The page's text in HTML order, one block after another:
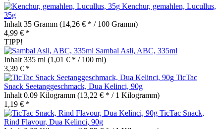
Kenchur, gemahlen, Lucullus,
35g
Inhalt 35 Gramm (14,26 € * / 100 Gramm)
4,99 € *
TIPP!
Sambal Asli, ABC, 335ml
Inhalt 335 ml (1,01 € * / 100 ml)
3,39 € *
TicTac
Snack Seetanggeschmack, Dua Kelinci, 90g
Inhalt 0.09 Kilogramm (13,22 € * / 1 Kilogramm)
1,19 € *
TicTac Snack,
Rind Flavour, Dua Kelinci, 90g